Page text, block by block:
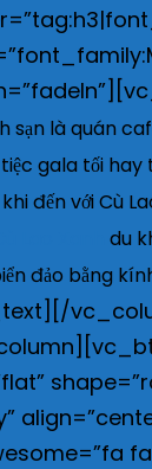
sạn là quán
gala tối hay
đến với Cù
du
đảo bằng